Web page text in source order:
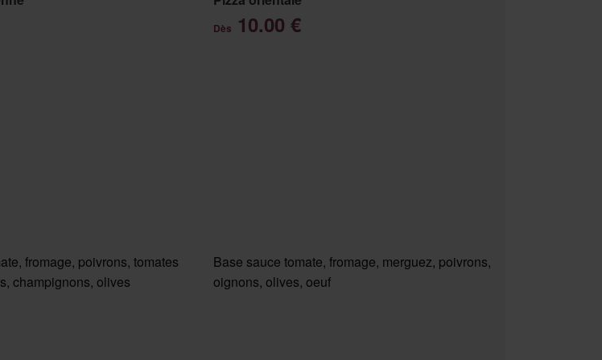
fromage, poivrons, tomates
champignons, olives
Dès 10.00 €
Base sauce tomate, fromage, merguez, poivrons,
oignons, olives, oeuf